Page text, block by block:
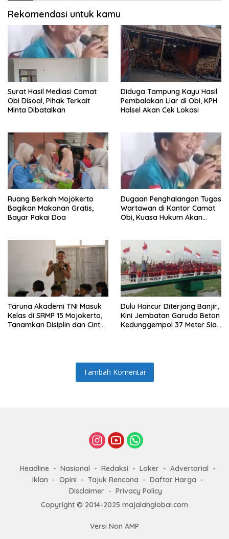
Rekomendasi untuk kamu
Surat Hasil Mediasi Camat
Obi Disoal, Pihak Terkait
Minta Dibatalkan
Diduga Tampung Kayu Hasil
Pembalakan Liar di Obi, KPH
Halsel Akan Cek Lokasi
Ruang Berkah Mojokerto
Bagikan Makanan Gratis,
Bayar Pakai Doa
Dugaan Penghalangan Tugas
Wartawan di Kantor Camat
Obi, Kuasa Hukum Akan
Taruna Akademi TNI Masuk
Kelas di SRMP 15 Mojokerto,
Tanamkan Disiplin dan Cinta
Dulu Hancur Diterjang Banjir,
Kini Jembatan Garuda Beton
Kedunggempol 37 Meter Siap
Tambah Komentar
Headline Nasional Redaksi Loker
Advertorial
Iklan
Opini Tajuk Rencana
Daftar Harga
Disclaimer
Privacy Policy
Copyright © 2014-2025 majalahglobal.com
Versi Non AMP